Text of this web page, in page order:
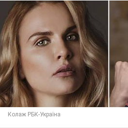
Колаж РБК-Україна